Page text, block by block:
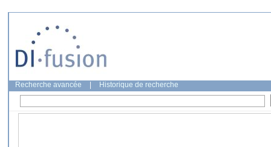
Recherche avancée Historique de recherche